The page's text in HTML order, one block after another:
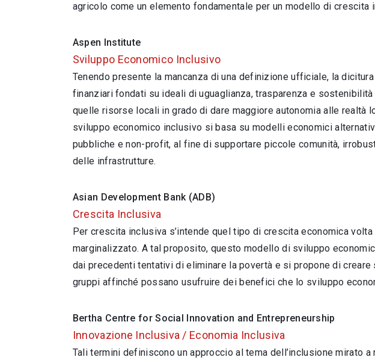
agricolo come un elemento fondamentale per un modello di crescita
Aspen Institute
Sviluppo Economico Inclusivo
Tenendo presente la mancanza di una definizione ufficiale, la dicitura
finanziari fondati su ideali di uguaglianza, trasparenza e
quelle risorse locali in grado di dare maggiore autonomia alle
sviluppo economico inclusivo si basa su modelli economici
pubbliche e non-profit, al fine di supportare piccole comunità,
delle infrastrutture.
Asian Development Bank (ADB)
Crescita Inclusiva
Per crescita inclusiva s’intende quel tipo di crescita economica
marginalizzato. A tal proposito, questo modello di sviluppo
dai precedenti tentativi di eliminare la povertà e si propone di
gruppi affinché possano usufruire dei benefici che lo sviluppo
Bertha Centre for Social Innovation and Entrepreneurship
Innovazione Inclusiva / Economia Inclusiva
Tali termini definiscono un approccio al tema dell’inclusione